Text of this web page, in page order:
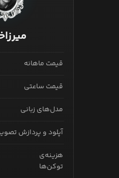
قیمت ماهانه
قیمت ساعتی
مدل‌های زبانی
آپلود و پردازش
هزینه‌ی
توکن‌ها
قیمت ماهانه
قیمت ساعتی
مدل‌های زبانی
آپلود و پردازش
هزینه‌ی
توکن‌ها